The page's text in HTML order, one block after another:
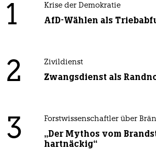
1 Krise der Demokratie
AfD-Wählen als
2 Zivildienst
Zwangsdienst als
3 Forstwissenschaftler über
„Der Mythos vom
hartnäckig“